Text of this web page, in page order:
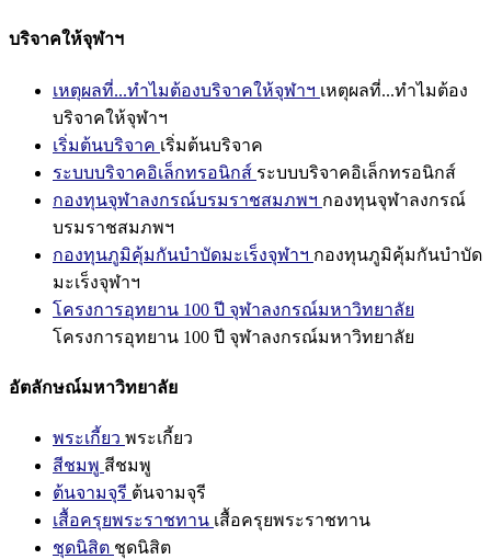
บริจาคให้จุฬาฯ
เหตุผลที่...ทำไมต้องบริจาคให้จุฬาฯ เหตุผลที่...ทำไมต้อง
บริจาคให้จุฬาฯ
เริ่มต้นบริจาค เริ่มต้นบริจาค
ระบบบริจาคอิเล็กทรอนิกส์ ระบบบริจาคอิเล็กทรอนิกส์
กองทุนจุฬาลงกรณ์บรมราชสมภพฯ กองทุนจุฬาลงกรณ์
บรมราชสมภพฯ
กองทุนภูมิคุ้มกันบำบัดมะเร็งจุฬาฯ กองทุนภูมิคุ้มกันบำบัด
มะเร็งจุฬาฯ
โครงการอุทยาน 100 ปี จุฬาลงกรณ์มหาวิทยาลัย
โครงการอุทยาน 100 ปี จุฬาลงกรณ์มหาวิทยาลัย
อัตลักษณ์มหาวิทยาลัย
พระเกี้ยว พระเกี้ยว
สีชมพู สีชมพู
ต้นจามจุรี ต้นจามจุรี
เสื้อครุยพระราชทาน เสื้อครุยพระราชทาน
ชุดนิสิต ชุดนิสิต